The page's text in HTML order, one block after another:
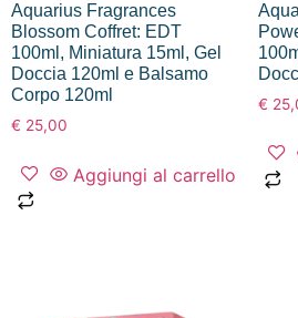
Aquarius Fragrances
Blossom Coffret: EDT
100ml, Miniatura 15ml, Gel
Doccia 120ml e Balsamo
Corpo 120ml
€ 25,00
Aggiungi al carrello
€